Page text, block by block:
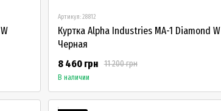
Артикул: 28812
Куртка Alpha Industries MA-1 Diamond W
Черная
11 200 грн
8 460 грн
В наличии